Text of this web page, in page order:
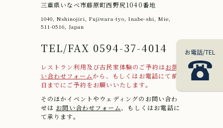
お電話/TEL
三重県いなべ市藤原町西野尻1040番地
1040, Nshinojiri, Fujiwara-tyo, Inabe-shi, Mie,
511-0516, Japan
TEL/FAX 0594-37-4014
レストラン利用及び古民家体験のご予約はお問
い合わせフォームから、もしくはお電話にて前
日までにご予約をお願いいたします。
そのほかイベントやウェディングのお問い合わ
せは お問い合わせフォーム、もしくはお電話に
て承ります。